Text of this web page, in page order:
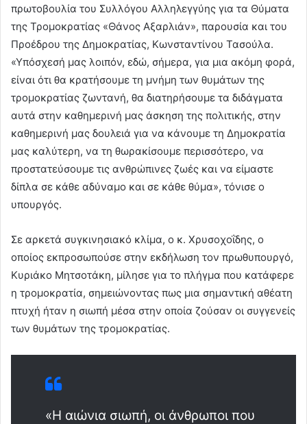
πρωτοβουλία του Συλλόγου Αλληλεγγύης για τα Θύματα
της Τρομοκρατίας «Θάνος Αξαρλιάν», παρουσία και του
Προέδρου της Δημοκρατίας, Κωνσταντίνου Τασούλα.
«Υπόσχεσή μας λοιπόν, εδώ, σήμερα, για μια ακόμη φορά,
είναι ότι θα κρατήσουμε τη μνήμη των θυμάτων της
τρομοκρατίας ζωντανή, θα διατηρήσουμε τα διδάγματα
αυτά στην καθημερινή μας άσκηση της πολιτικής, στην
καθημερινή μας δουλειά για να κάνουμε τη Δημοκρατία
μας καλύτερη, να τη θωρακίσουμε περισσότερο, να
προστατεύσουμε τις ανθρώπινες ζωές και να είμαστε
δίπλα σε κάθε αδύναμο και σε κάθε θύμα», τόνισε ο
υπουργός.
Σε αρκετά συγκινησιακό κλίμα, ο κ. Χρυσοχοΐδης, ο
οποίος εκπροσωπούσε στην εκδήλωση τον πρωθυπουργό,
Κυριάκο Μητσοτάκη, μίλησε για το πλήγμα που κατάφερε
η τρομοκρατία, σημειώνοντας πως μια σημαντική αθέατη
πτυχή ήταν η σιωπή μέσα στην οποία ζούσαν οι συγγενείς
των θυμάτων της τρομοκρατίας.
«Η αιώνια σιωπή, οι άνθρωποι που